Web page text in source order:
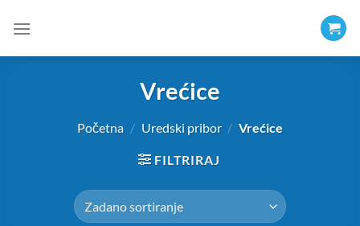
Vrećice
Početna / Uredski pribor / Vrećice
FILTRIRAJ